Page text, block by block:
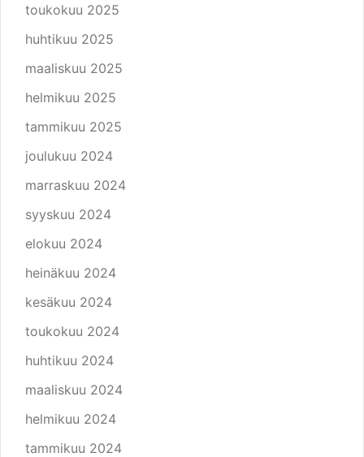
toukokuu 2025
huhtikuu 2025
maaliskuu 2025
helmikuu 2025
tammikuu 2025
joulukuu 2024
marraskuu 2024
syyskuu 2024
elokuu 2024
heinäkuu 2024
kesäkuu 2024
toukokuu 2024
huhtikuu 2024
maaliskuu 2024
helmikuu 2024
tammikuu 2024